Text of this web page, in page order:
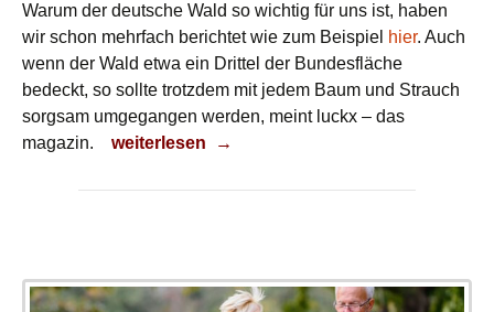
Warum der deutsche Wald so wichtig für uns ist, haben
wir schon mehrfach berichtet wie zum Beispiel hier. Auch
wenn der Wald etwa ein Drittel der Bundesfläche
bedeckt, so sollte trotzdem mit jedem Baum und Strauch
sorgsam umgegangen werden, meint luckx – das
magazin.
Ab in den Wald
weiterlesen →